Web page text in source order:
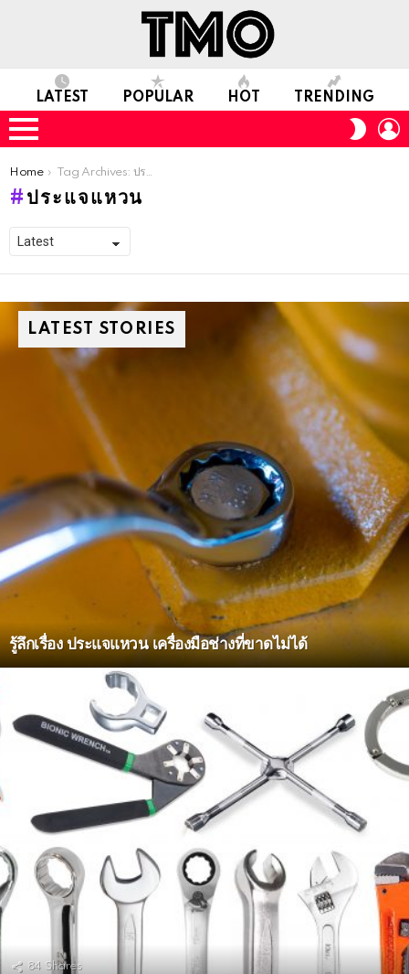
LATEST POPULAR HOT TRENDING
Menu
SKIN
You are here:
Home Tag Archives: ประแจแหวน
ประแจแหวน
LATEST STORIES
รู้ลึกเรื่อง ประแจแหวน เครื่องมือช่างที่ขาดไม่ได้
84 Shares